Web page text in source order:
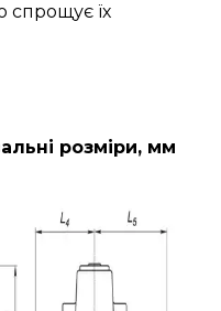
спрощує їх
розміри, мм